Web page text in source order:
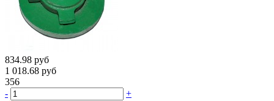
834.98 руб
1 018.68 руб
356
-
+